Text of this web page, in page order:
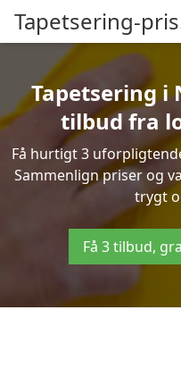
Tapetsering-
Tapetsering i
tilbud fra
Få hurtigt 3
Sammenlign priser og
trygt
Få 3 tilbud,